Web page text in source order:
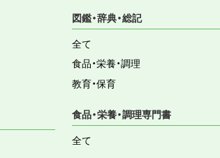
図鑑・辞典・総記
全て
食品・栄養・調理
教育・保育
食品・栄養・調理専門書
全て